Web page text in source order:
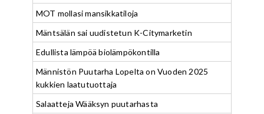
MOT mollasi mansikkatiloja
Mäntsälän sai uudistetun K-Citymarketin
Edullista lämpöä biolämpökontilla
Männistön Puutarha Lopelta on Vuoden 2025
kukkien laatutuottaja
Salaatteja Wääksyn puutarhasta